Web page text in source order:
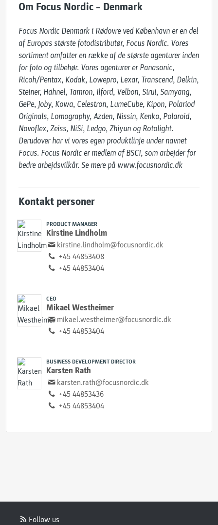
Om Focus Nordic – Denmark
Focus Nordic Denmark i Rødovre ved København er en del
af Europas største fotodistributør, Focus Nordic. Vores
sortiment omfatter en række af de største agenturer inden
for foto og tilbehør. Vores agenturer er Panasonic,
Ricoh/Pentax, Kodak, Lowepro, Lexar, Transcend, Delkin,
Steiner, Hähnel, Tamron, Ilford, Velbon, Sirui, Samyang,
GePe, Joby, Kowa, Celestron, LumeCube, Kipon, Polariod
Originals, Lomography, Azden, Nissin, Kenko, Polaroid,
Novoflex, Zeiss, NiSi, Ledgo, Zhiyun og Rotolight.
Derudover har vi vores egen produktlinje under navnet
Focus. Focus Nordic er medlem af BSCI, som arbejder for
bedre arbejdsvilkår. Se mere på www.focusnordic.dk
Kontakt personer
PRODUCT MANAGER
Kirstine Lindholm
kirstine.lindholm@focusnordic.dk
+45 44853408
+45 44853404
CEO
Mikael Westheimer
mikael.westheimer@focusnordic.dk
+45 44853404
BUSINESS DEVELOPMENT DIRECTOR
Karsten Rath
karsten.rath@focusnordic.dk
+45 44853436
+45 44853404
Follow us